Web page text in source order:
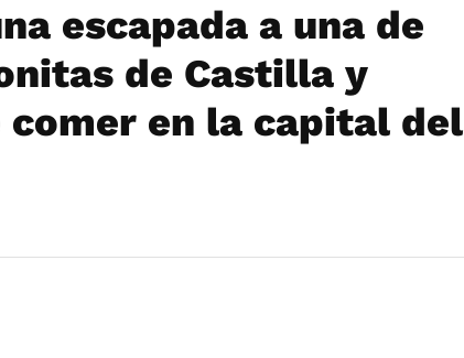
escapada a una de
de Castilla y
comer en la capital del